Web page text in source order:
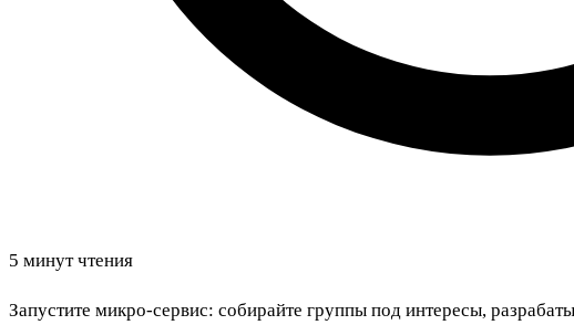
5 минут чтения
Запустите микро‑сервис: собирайте группы под интересы,